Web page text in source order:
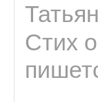
Стих